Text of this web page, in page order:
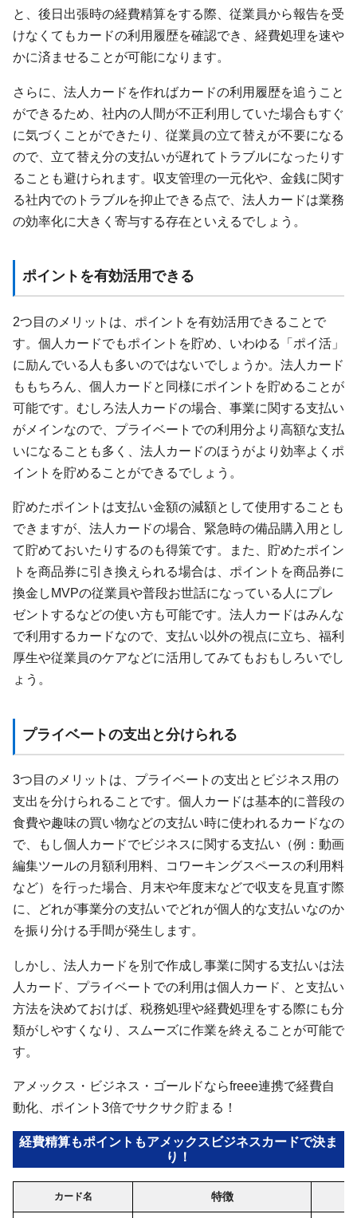
と、後日出張時の経費精算をする際、従業員から報告を受
けなくてもカードの利用履歴を確認でき、経費処理を速や
かに済ませることが可能になります。
さらに、法人カードを作ればカードの利用履歴を追うこと
ができるため、社内の人間が不正利用していた場合もすぐ
に気づくことができたり、従業員の立て替えが不要になる
ので、立て替え分の支払いが遅れてトラブルになったりす
ることも避けられます。収支管理の一元化や、金銭に関す
る社内でのトラブルを抑止できる点で、法人カードは業務
の効率化に大きく寄与する存在といえるでしょう。
ポイントを有効活用できる
2つ目のメリットは、ポイントを有効活用できることで
す。個人カードでもポイントを貯め、いわゆる「ポイ活」
に励んでいる人も多いのではないでしょうか。法人カード
ももちろん、個人カードと同様にポイントを貯めることが
可能です。むしろ法人カードの場合、事業に関する支払い
がメインなので、プライベートでの利用分より高額な支払
いになることも多く、法人カードのほうがより効率よくポ
イントを貯めることができるでしょう。
貯めたポイントは支払い金額の減額として使用することも
できますが、法人カードの場合、緊急時の備品購入用とし
て貯めておいたりするのも得策です。また、貯めたポイン
トを商品券に引き換えられる場合は、ポイントを商品券に
換金しMVPの従業員や普段お世話になっている人にプレ
ゼントするなどの使い方も可能です。法人カードはみんな
で利用するカードなので、支払い以外の視点に立ち、福利
厚生や従業員のケアなどに活用してみてもおもしろいでし
ょう。
プライベートの支出と分けられる
3つ目のメリットは、プライベートの支出とビジネス用の
支出を分けられることです。個人カードは基本的に普段の
食費や趣味の買い物などの支払い時に使われるカードなの
で、もし個人カードでビジネスに関する支払い（例：動画
編集ツールの月額利用料、コワーキングスペースの利用料
など）を行った場合、月末や年度末などで収支を見直す際
に、どれが事業分の支払いでどれが個人的な支払いなのか
を振り分ける手間が発生します。
しかし、法人カードを別で作成し事業に関する支払いは法
人カード、プライベートでの利用は個人カード、と支払い
方法を決めておけば、税務処理や経費処理をする際にも分
類がしやすくなり、スムーズに作業を終えることが可能で
す。
アメックス・ビジネス・ゴールドならfreee連携で経費自
動化、ポイント3倍でサクサク貯まる！
経費精算もポイントもアメックスビジネスカードで決ま
り！
カード名 特徴